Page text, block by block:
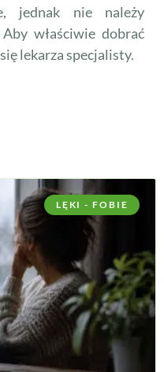
jednak nie należy
właściwie dobrać
lekarza specjalisty.
LĘKI - FOBIE